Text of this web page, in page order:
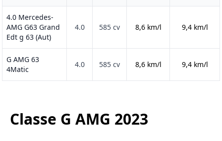
4.0 Mercedes-
AMG G63 Grand
Edt g 63 (Aut)
4.0 585 cv 8,6 km/l 9,4 km/l
G AMG 63
4Matic
4.0 585 cv 8,6 km/l 9,4 km/l
Classe G AMG 2023